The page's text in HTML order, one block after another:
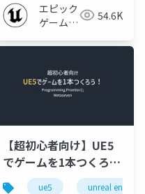
エピック
ゲームズ
54.6K
ue-physics
【超初心者向け】UE5
でゲームを1本つくろ
う！
ue5 unreal engine